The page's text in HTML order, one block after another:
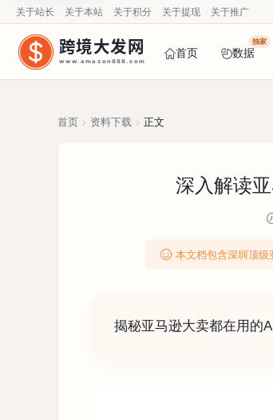
跨境大发网
www.amazon888.com
首页 数据
独家
关于站长 关于本站 关于积分 关于提现 关于推广
首页 资料下载 正文
深入解读
本文档包含深圳顶
揭秘亚马逊大卖都在用的